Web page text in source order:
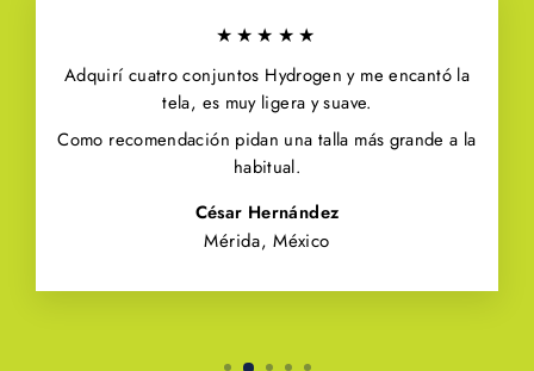
★★★★★
Adquirí cuatro conjuntos Hydrogen y me encantó la
tela, es muy ligera y suave.
Como recomendación pidan una talla más grande a la
habitual.
César Hernández
Mérida, México